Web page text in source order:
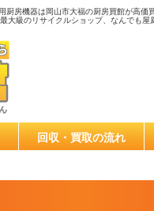
房機器は岡山市大福の厨房買館が高価
大級のリサイクルショップ、なんでも屋
回収・買取の流れ